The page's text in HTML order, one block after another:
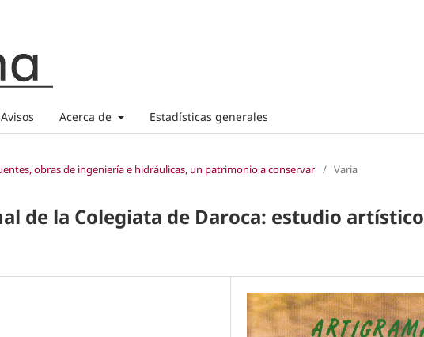
Avisos Acerca de Estadísticas generales
obras de ingeniería e hidráulicas, un patrimonio a conservar / Varia
de la Colegiata de Daroca: estudio